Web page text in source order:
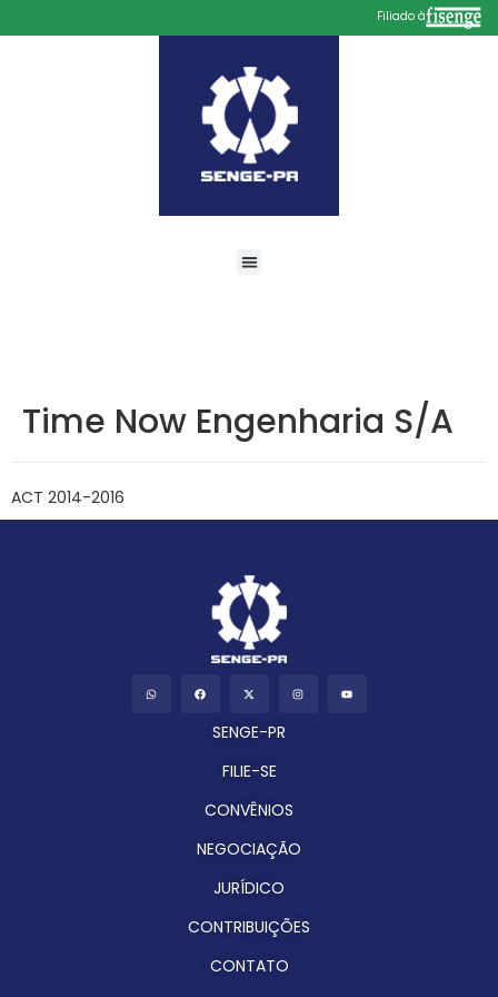
Filiado à
Time Now Engenharia S/A
ACT 2014-2016
SENGE-PR
FILIE-SE
CONVÊNIOS
NEGOCIAÇÃO
JURÍDICO
CONTRIBUIÇÕES
CONTATO